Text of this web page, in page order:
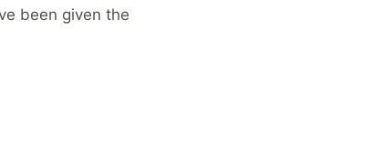
been given the